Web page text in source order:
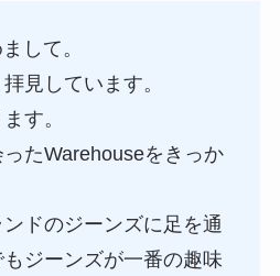
して。
見しています。
す。
たWarehouseをきっか
ドのジーンズに足を通
ジーンズが一番の趣味